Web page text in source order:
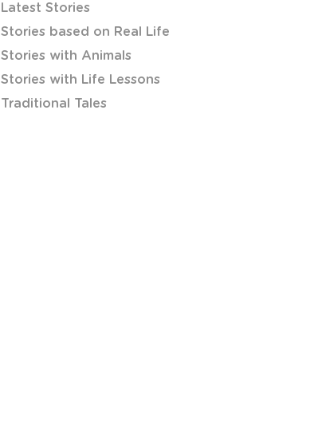
Latest Stories
Stories based on Real Life
Stories with Animals
Stories with Life Lessons
Traditional Tales